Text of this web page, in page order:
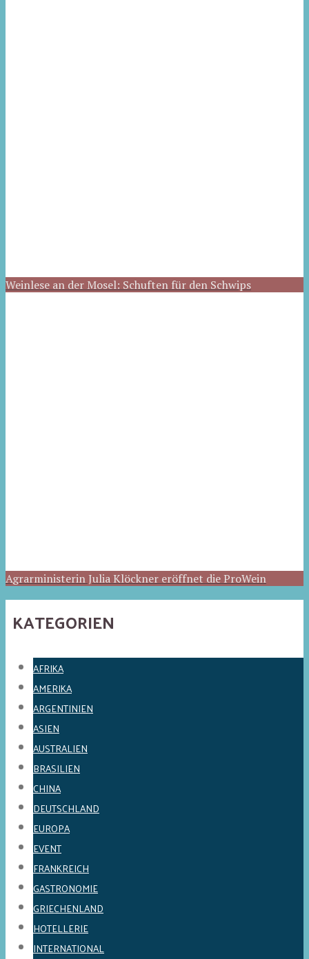
Weinlese an der Mosel: Schuften für den Schwips
Agrarministerin Julia Klöckner eröffnet die ProWein
KATEGORIEN
AFRIKA
AMERIKA
ARGENTINIEN
ASIEN
AUSTRALIEN
BRASILIEN
CHINA
DEUTSCHLAND
EUROPA
EVENT
FRANKREICH
GASTRONOMIE
GRIECHENLAND
HOTELLERIE
INTERNATIONAL